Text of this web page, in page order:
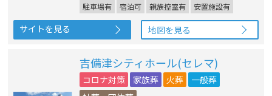
駐車場有 宿泊可 親族控室有 安置施設有
サイトを見る 地図を見る
吉備津シティホール(セレマ)
コロナ対策 家族葬 火葬
一般葬